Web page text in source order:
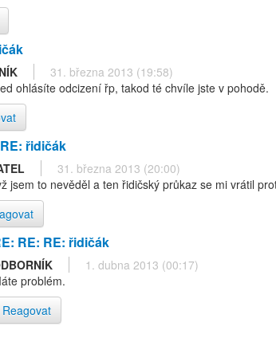
31. března 2013 (19:58)
ohlásíte odcizení řp, takod té chvíle jste v pohodě.
řidičák
31. března 2013 (20:00)
jsem to nevěděl a ten řidičský průkaz se mi vrátil
RE: RE: řidičák
1. dubna 2013 (00:17)
problém.
Reagovat